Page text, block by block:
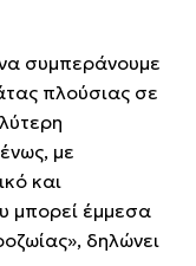
συμπεράνουμε
πλούσιας σε
με
και
μπορεί έμμεσα
δηλώνει